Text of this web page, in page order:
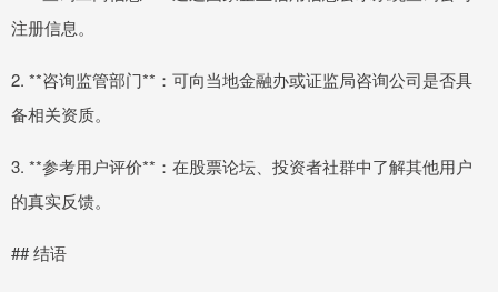
注册信息。
2. **咨询监管部门**：可向当地金融办或证监局咨询公司是否具
备相关资质。
3. **参考用户评价**：在股票论坛、投资者社群中了解其他用户
的真实反馈。
## 结语